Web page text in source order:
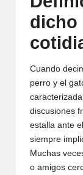
dicho
Cuando
perro y el
discusiones
estalla ante
siempre
Muchas
o amigos